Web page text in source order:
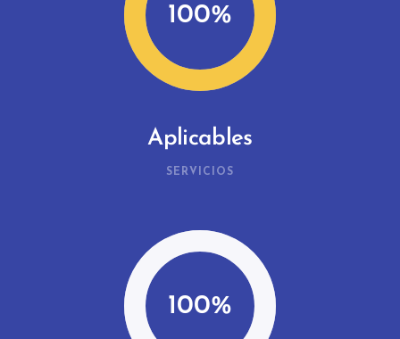
100
Aplicables
SERVICIOS
100